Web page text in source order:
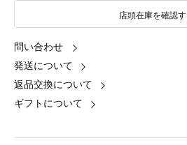
店頭在庫を確認
問い合わせ
発送について
返品交換について
ギフトについて